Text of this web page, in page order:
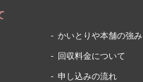
かいとりや本舗の強み
回収料金について
申し込みの流れ